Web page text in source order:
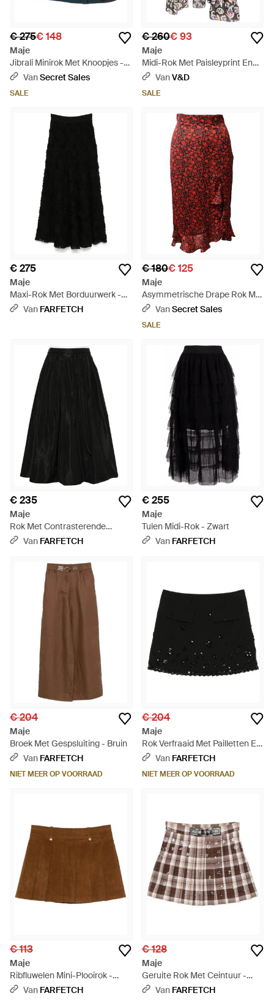
€ 275€ 148
Maje
Jibrali Minirok Met Knoopjes -
Blauw
VanSecret Sales
SALE
€ 260€ 93
Maje
Midi-Rok Met Paisleyprint En
Ruches - Grijs
VanV&D
SALE
€ 275
Maje
Maxi-Rok Met Borduurwerk -
Zwart
Van FARFETCH
€ 180€ 125
Maje
Asymmetrische Drape Rok Met
Bloemenprint - Rood
VanSecret Sales
SALE
€ 235
Maje
Rok Met Contrasterende
Tailleband - Zwart
Van FARFETCH
€ 255
Maje
Tulen Midi-Rok - Zwart
Van FARFETCH
€ 204
Maje
Broek Met Gespsluiting - Bruin
Van FARFETCH
NIET MEER OP VOORRAAD
€ 204
Maje
Rok Verfraaid Met Pailletten En
Klepzak - Zwart
Van FARFETCH
NIET MEER OP VOORRAAD
€ 113
Maje
Ribfluwelen Mini-Plooirok -
BruinVan FARFETCH
€ 128
Maje
Geruite Rok Met Ceintuur -
BruinVan FARFETCH